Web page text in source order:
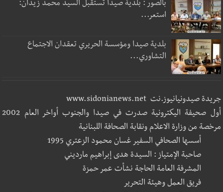
بالصور : بلدية صيدا تستقبل السيد محمد زيدان:
استعر...
بلدية صيدا ومؤسسة الحريري تعقدان الاجتماع
التشاوري...
جريدة صيدونيانيوز.نت www.sidonianews.net
أول صحيفة اليكترونية صدرت في صيدا والجنوب أواخر العام 2002
مرخصة من وزارة الاعلام ونقابة الصحافة اللبنانية
أسسها الصحافي السفير غسان محمود الزعتري 1995
صاحبة الإمتياز : السيدة هدى إبراهيم مارديني
المشرفة العامة الحاجة نشأت عمر حمزة
فريق العمل وهيئة التحرير